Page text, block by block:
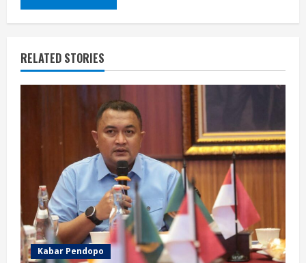
RELATED STORIES
Kabar Pendopo